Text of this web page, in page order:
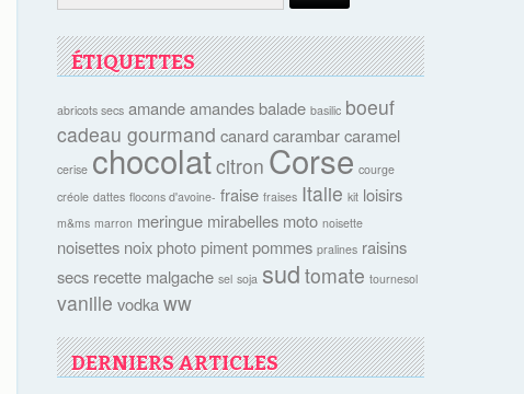
ÉTIQUETTES
abricots secs amande amandes balade basilic boeuf
cadeau gourmand canard carambar caramel
cerise chocolatcitron Corse courge
créole dattes flocons d'avoine- fraise fraises Italie kit loisirs
m&ms marron meringue mirabelles moto noisette
noisettes noix photo piment pommes pralines raisins
secs recette malgache sel soja sud tomate tournesol
vanille vodka ww
DERNIERS ARTICLES